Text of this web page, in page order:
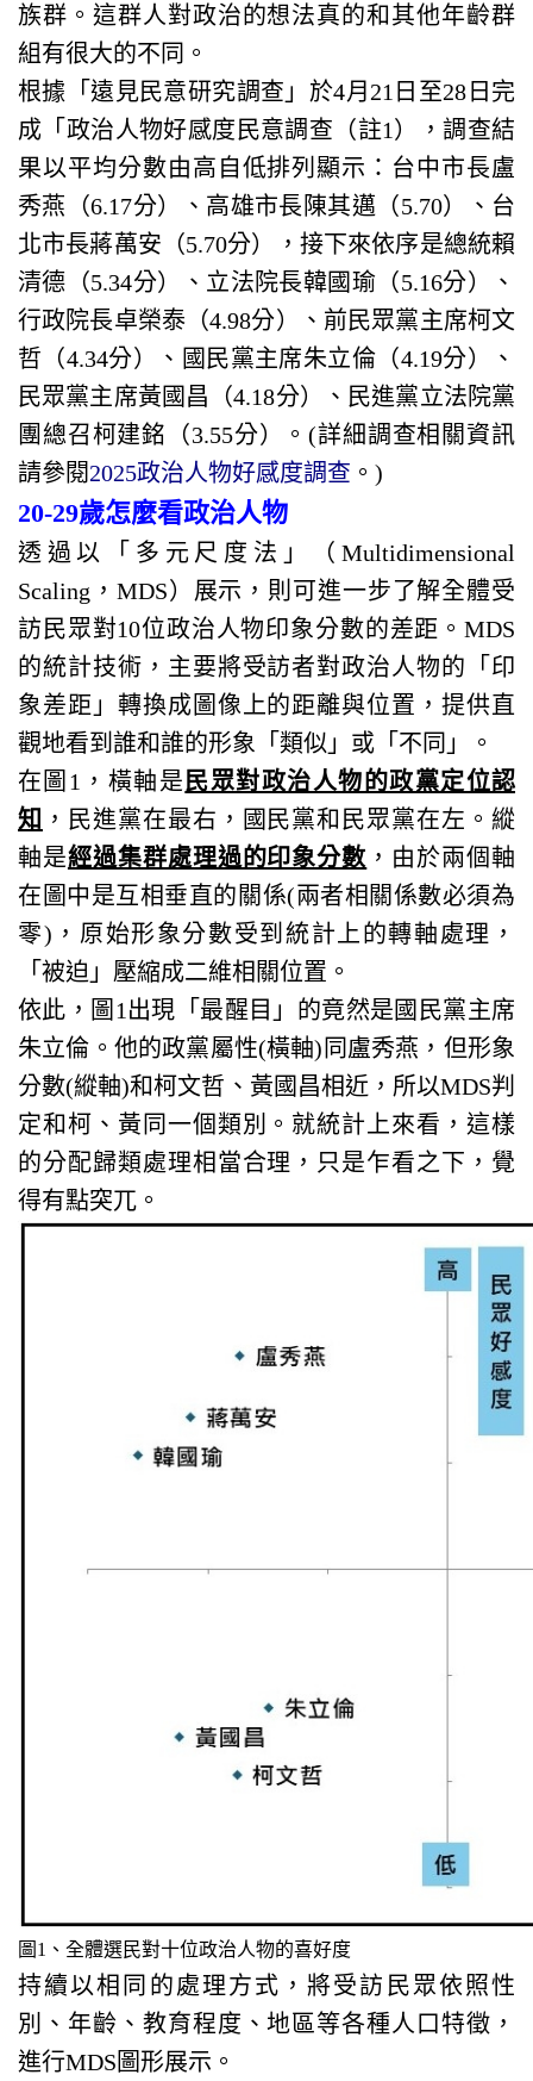
族群。這群人對政治的想法真的和其他年齡群
組有很大的不同。
根據「遠見民意研究調查」於4月21日至28日完
成「政治人物好感度民意調查（註1），調查結
果以平均分數由高自低排列顯示：台中市長盧
秀燕（6.17分）、高雄市長陳其邁（5.70）、台
北市長蔣萬安（5.70分），接下來依序是總統賴
清德（5.34分）、立法院長韓國瑜（5.16分）、
行政院長卓榮泰（4.98分）、前民眾黨主席柯文
哲（4.34分）、國民黨主席朱立倫（4.19分）、
民眾黨主席黃國昌（4.18分）、民進黨立法院黨
團總召柯建銘（3.55分）。(詳細調查相關資訊
請參閱2025政治人物好感度調查 。)
20-29歲怎麼看政治人物
透過以「多元尺度法」（Multidimensional
Scaling，MDS）展示，則可進一步了解全體受
訪民眾對10位政治人物印象分數的差距。MDS
的統計技術，主要將受訪者對政治人物的「印
象差距」轉換成圖像上的距離與位置，提供直
觀地看到誰和誰的形象「類似」或「不同」。
在圖1，橫軸是 民眾對政治人物的政黨定位認
知 ，民進黨在最右，國民黨和民眾黨在左。縱
軸是經過集群處理過的印象分數 ，由於兩個軸
在圖中是互相垂直的關係(兩者相關係數必須為
零)，原始形象分數受到統計上的轉軸處理，
「被迫」壓縮成二維相關位置。
依此，圖1出現「最醒目」的竟然是國民黨主席
朱立倫。他的政黨屬性(橫軸)同盧秀燕，但形象
分數(縱軸)和柯文哲、黃國昌相近，所以MDS判
定和柯、黃同一個類別。就統計上來看，這樣
的分配歸類處理相當合理，只是乍看之下，覺
得有點突兀。
圖1、全體選民對十位政治人物的喜好度
持續以相同的處理方式，將受訪民眾依照性
別、年齡、教育程度、地區等各種人口特徵，
進行MDS圖形展示。